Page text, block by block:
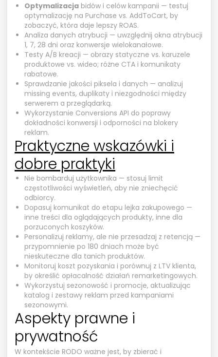
Optymalizacja bidów i celów kampanii — testuj
optymalizację na Purchase vs. AddToCart, by
zobaczyć, która daje lepszy ROAS.
Analiza danych atrybucji — uwzględnij okna atrybucji
1, 7, 28 dni oraz konwersje wielokanałowe.
Testy A/B kreacji — obrazy statyczne vs. karuzele
produktowe vs. wideo; różne CTA i komunikaty
rabatowe.
Sprawdzanie jakości piksela i danych — analizuj
missing events, duplikaty i niezgodności między
serwerem a przeglądarką.
Wykorzystanie Conversions API do poprawy
dokładności konwersji i odporności na blokery
reklam.
Praktyczne wskazówki i
dobre praktyki
Nie bombarduj użytkownika — stosuj limit
częstotliwości wyświetleń, aby nie zniechęcić
odbiorcy.
Dopasuj komunikat do etapu lejka zakupowego —
inne treści dla oglądających produkty, inne dla
porzuconych koszyków.
Personalizuj reklamy, ale nie przesadzaj z retencją —
przypomnienie po 180 dniach może być
nieskuteczne dla tanich produktów.
Monitoruj koszt pozyskania i porównuj z LTV klienta,
by określić opłacalność działań remarketingowych.
Wykorzystuj sezonowość i promocje, aktualizując
katalog i zestawy reklam przed kampaniami
sezonowymi.
Aspekty prawne i
prywatność
W kontekście RODO ważne jest, by zbierać i